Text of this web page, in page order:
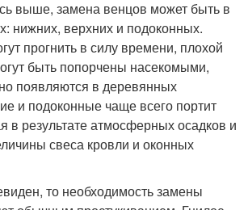
выше, замена венцов может быть в
нижних, верхних и подоконных.
прогнить в силу времени, плохой
быть попорчены насекомыми,
появляются в деревянных
и подоконные чаще всего портит
в результате атмосферных осадков и
свеса кровли и оконных
то необходимость замены